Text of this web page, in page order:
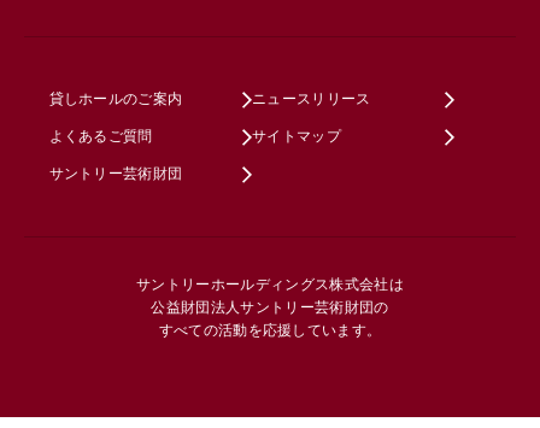
貸しホールのご案内 ニュースリリース
よくあるご質問 サイトマップ
サントリー芸術財団
サントリーホールディングス株式会社は
公益財団法人サントリー芸術財団の
すべての活動を応援しています。